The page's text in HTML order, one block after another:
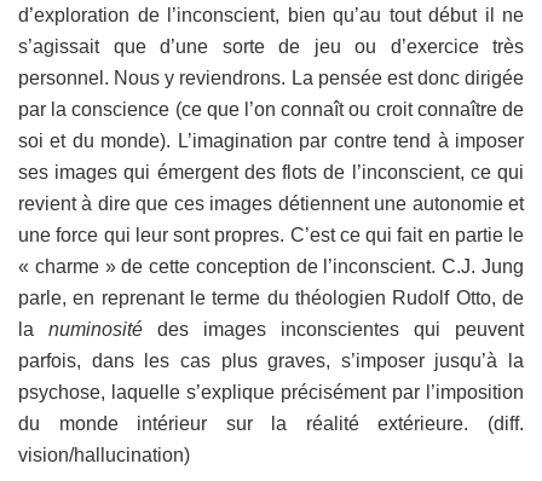
d’exploration de l’inconscient, bien qu’au tout début il ne
s’agissait que d’une sorte de jeu ou d’exercice très
personnel. Nous y reviendrons. La pensée est donc dirigée
par la conscience (ce que l’on connaît ou croit connaître de
soi et du monde). L’imagination par contre tend à imposer
ses images qui émergent des flots de l’inconscient, ce qui
revient à dire que ces images détiennent une autonomie et
une force qui leur sont propres. C’est ce qui fait en partie le
« charme » de cette conception de l’inconscient. C.J. Jung
parle, en reprenant le terme du théologien Rudolf Otto, de
la numinosité des images inconscientes qui peuvent
parfois, dans les cas plus graves, s’imposer jusqu’à la
psychose, laquelle s’explique précisément par l’imposition
du monde intérieur sur la réalité extérieure. (diff.
vision/hallucination)